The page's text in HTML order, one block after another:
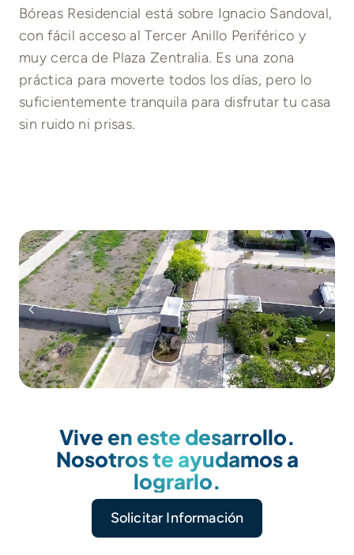
Bóreas Residencial está sobre Ignacio Sandoval,
con fácil acceso al Tercer Anillo Periférico y
muy cerca de Plaza Zentralia. Es una zona
práctica para moverte todos los días, pero lo
suficientemente tranquila para disfrutar tu casa
sin ruido ni prisas.
Vive en este desarrollo.
Nosotros te ayudamos a
lograrlo.
Solicitar Información